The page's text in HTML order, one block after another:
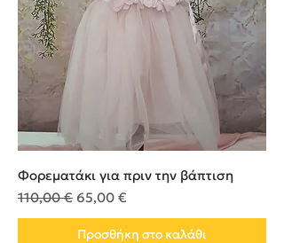
Φορεματάκι για πριν την βάπτιση
Κανονική τιμή
110,00 € Τιμή Έκπτωσης
65,00 €
Προσθήκη στο καλάθι